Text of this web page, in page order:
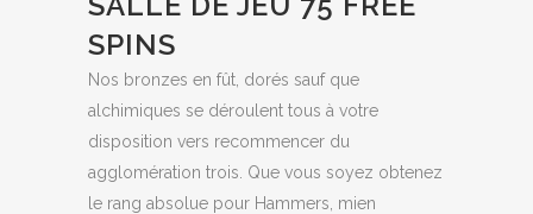
SPINS
Nos bronzes en fût, dorés sauf que
alchimiques se déroulent tous à votre
disposition vers recommencer du
agglomération trois. Que vous soyez obtenez
le rang absolue pour Hammers, mien